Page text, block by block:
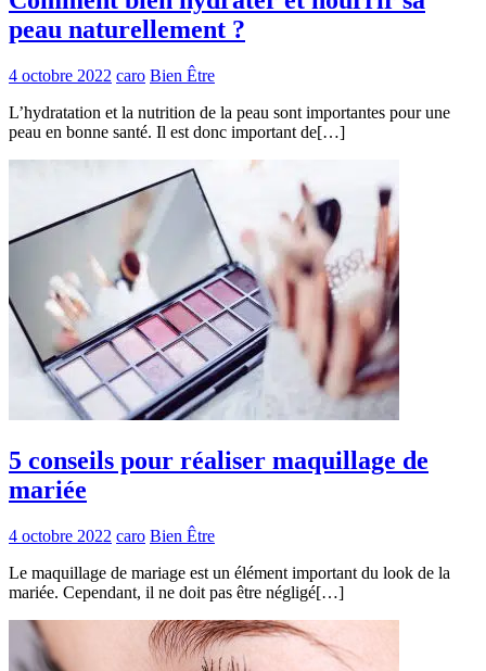
peau naturellement ?
4 octobre 2022 caro Bien Être
L’hydratation et la nutrition de la peau sont importantes pour une
peau en bonne santé. Il est donc important de[…]
5 conseils pour réaliser maquillage de
mariée
4 octobre 2022 caro Bien Être
Le maquillage de mariage est un élément important du look de la
mariée. Cependant, il ne doit pas être négligé[…]